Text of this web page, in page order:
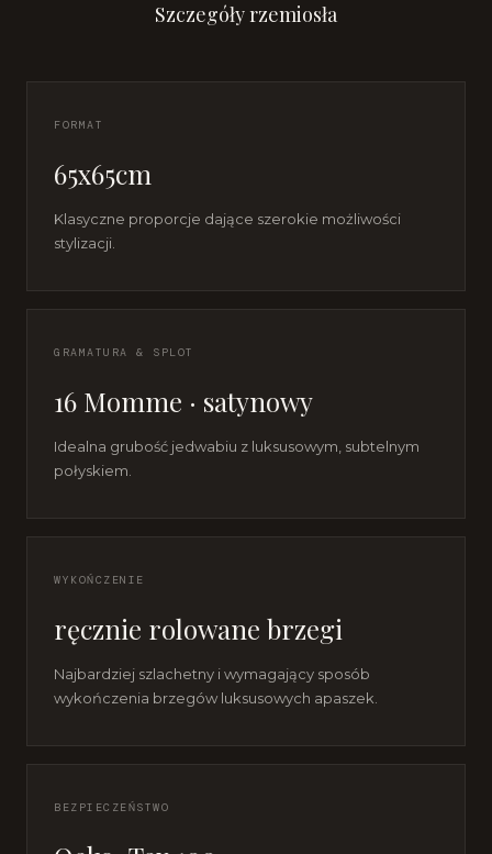
Szczegóły rzemiosła
FORMAT
65x65cm
Klasyczne proporcje dające szerokie możliwości
stylizacji.
GRAMATURA & SPLOT
16 Momme · satynowy
Idealna grubość jedwabiu z luksusowym, subtelnym
połyskiem.
WYKOŃCZENIE
ręcznie rolowane brzegi
Najbardziej szlachetny i wymagający sposób
wykończenia brzegów luksusowych apaszek.
BEZPIECZEŃSTWO